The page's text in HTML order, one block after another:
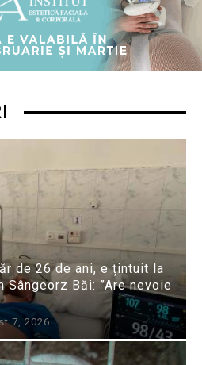
de 26 de ani, e țintuit la
Sângeorz Băi: ”Are nevoie
7, 2026